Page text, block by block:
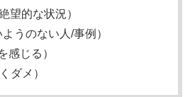
望的な状況）
ようのない人/事例）
感じる）
ダメ）